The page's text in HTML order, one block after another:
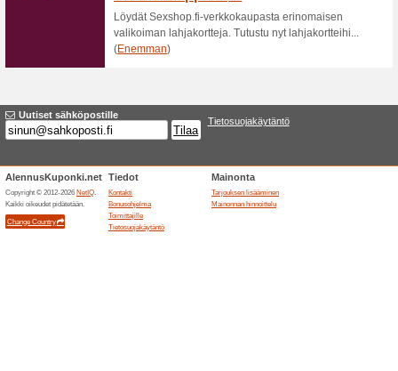
Liity Match.com:iin
Sitä sanotaan, että rakkaus